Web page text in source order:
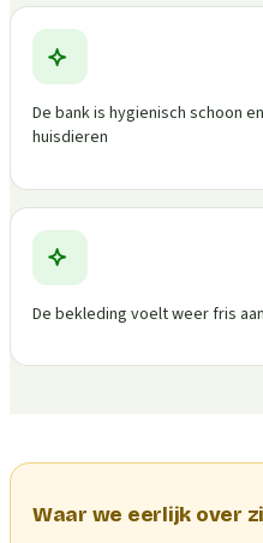
De bank is hygienisch schoon
huisdieren
De bekleding voelt weer fris
Waar we eerlijk over